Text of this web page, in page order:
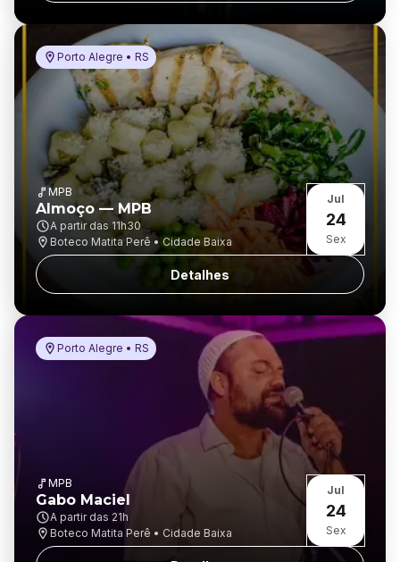
Porto Alegre • RS
MPB
Almoço — MPB
A partir das11h30
Boteco Matita Perê • Cidade Baixa
Jul
24
Sex
Detalhes
Porto Alegre • RS
MPB
Gabo Maciel
A partir das 21h
Boteco Matita Perê • Cidade Baixa
Jul
24
Sex